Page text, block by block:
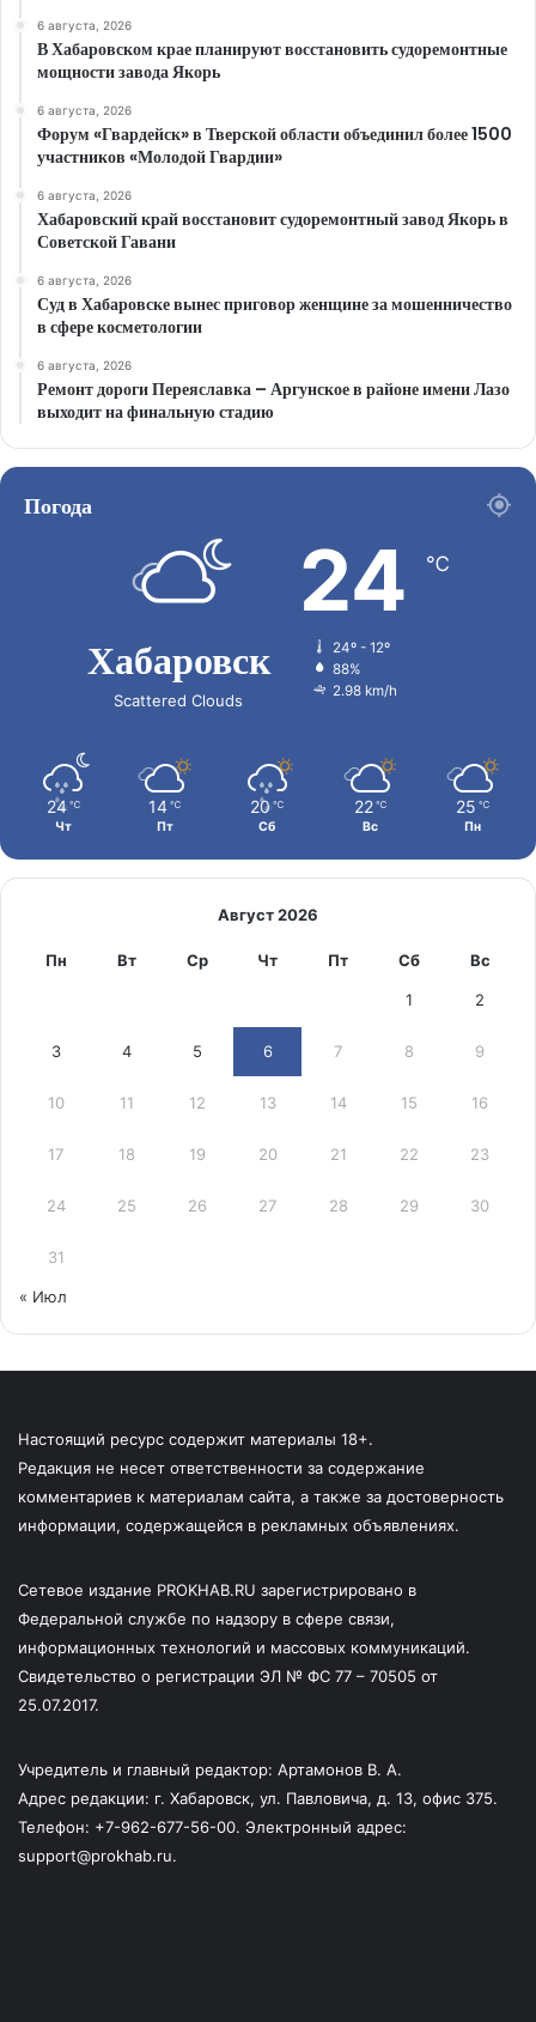
6 августа, 2026
В Хабаровском крае планируют восстановить судоремонтные
мощности завода Якорь
6 августа, 2026
Форум «Гвардейск» в Тверской области объединил более 1500
участников «Молодой Гвардии»
6 августа, 2026
Хабаровский край восстановит судоремонтный завод Якорь в
Советской Гавани
6 августа, 2026
Суд в Хабаровске вынес приговор женщине за мошенничество
в сфере косметологии
6 августа, 2026
Ремонт дороги Переяславка – Аргунское в районе имени Лазо
выходит на финальную стадию
Погода
Хабаровск
Scattered Clouds
24 ℃
24º - 12º
88%
2.98 km/h
24 ℃
Чт
14 ℃
Пт
20 ℃
Сб
22 ℃
Вс
25 ℃
Пн
Август 2026
Пн Вт Ср Чт Пт Сб Вс
1 2
3 4 5 6 7 8 9
10 11 12 13 14 15 16
17 18 19 20 21 22 23
24 25 26 27 28 29 30
31
« Июл
Настоящий ресурс содержит материалы 18+.
Редакция не несет ответственности за содержание
комментариев к материалам сайта, а также за достоверность
информации, содержащейся в рекламных объявлениях.
Сетевое издание PROKHAB.RU зарегистрировано в
Федеральной службе по надзору в сфере связи,
информационных технологий и массовых коммуникаций.
Свидетельство о регистрации ЭЛ № ФС 77 – 70505 от
25.07.2017.
Учредитель и главный редактор: Артамонов В. А.
Адрес редакции: г. Хабаровск, ул. Павловича, д. 13, офис 375.
Телефон: +7-962-677-56-00. Электронный адрес:
support@prokhab.ru.